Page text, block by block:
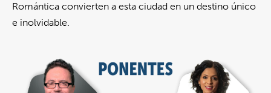
Romántica convierten a esta ciudad en un destino único
e inolvidable.